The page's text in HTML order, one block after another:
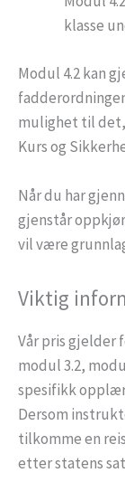
klasse
Modul 4.2 kan
mulighet til det,
Kurs og
Når du har
gjenstår
vil være
Viktig
Vår pris gjelder
modul 3.2,
spesifikk
Dersom
tilkomme en
etter statens